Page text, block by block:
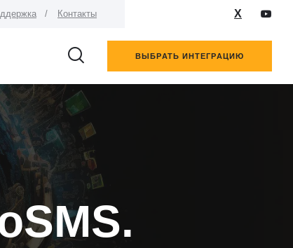
Контакты X
ВЫБРАТЬ ИНТЕГРАЦИЮ